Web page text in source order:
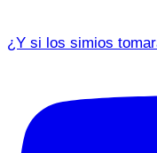
¿Y si los simios